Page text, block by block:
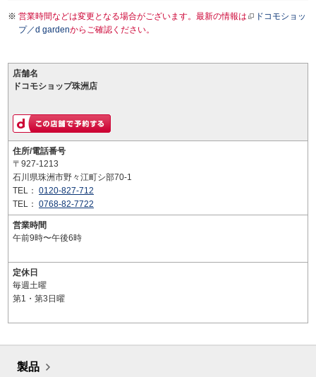
営業時間などは変更となる場合がございます。最新の情報は
ドコモショッ
プ／d gardenからご確認ください。
店舗名
ドコモショップ珠洲店
住所/電話番号
〒927-1213
石川県珠洲市野々江町シ部70-1
TEL： 0120-827-712
TEL： 0768-82-7722
営業時間
午前9時〜午後6時
定休日
毎週土曜
第1・第3日曜
製品